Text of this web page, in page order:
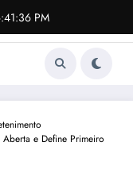
PM
e Define Primeiro